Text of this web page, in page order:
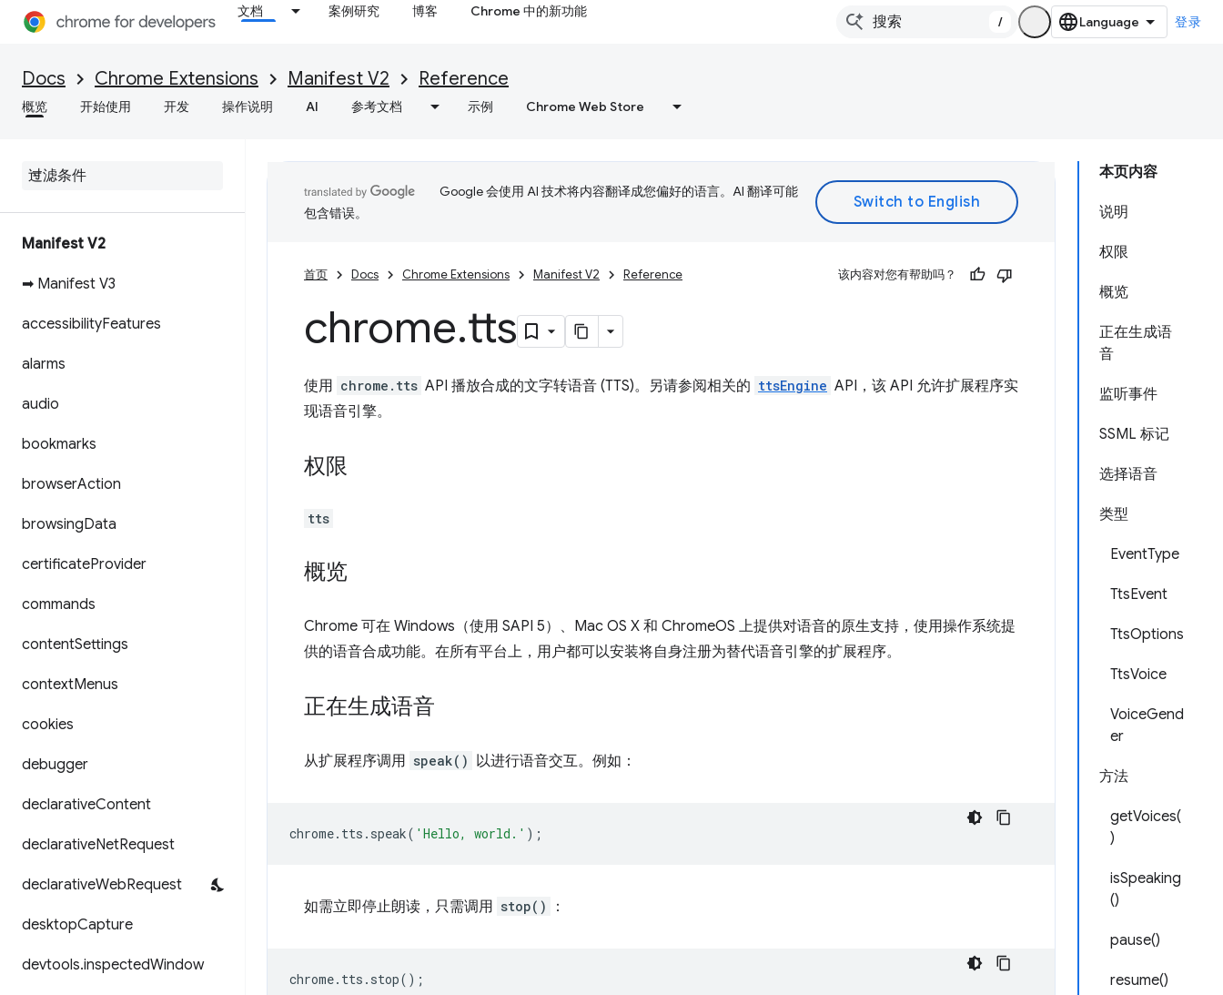
文档 案例研究 博客 Chrome 中的新功能
/ 登录
Docs Chrome Extensions Manifest V2 Reference
概览 开始使用 开发 操作说明 AI 参考文档 示例 Chrome Web Store
Manifest V2
➡ Manifest V3
accessibilityFeatures
alarms
audio
bookmarks
browserAction
browsingData
certificateProvider
commands
contentSettings
contextMenus
cookies
debugger
declarativeContent
declarativeNetRequest
declarativeWebRequest
desktopCapture
devtools.inspectedWindow
本页内容
说明
权限
概览
正在生成语
音
监听事件
SSML 标记
选择语音
类型
EventType
TtsEvent
TtsOptions
TtsVoice
VoiceGend
er
方法
getVoices(
)
isSpeaking
()
pause()
resume()
Google 会使用 AI 技术将内容翻译成您偏好的语言。AI 翻译可能
包含错误。
首页 Docs Chrome Extensions Manifest V2 Reference 该内容对您有帮助吗？
chrome.tts
使用 chrome.tts API 播放合成的文字转语音 (TTS)。另请参阅相关的 ttsEngine API，该 API 允许扩展程序实
现语音引擎。
权限
tts
概览
Chrome 可在 Windows（使用 SAPI 5）、Mac OS X 和 ChromeOS 上提供对语音的原生支持，使用操作系统提
供的语音合成功能。在所有平台上，用户都可以安装将自身注册为替代语音引擎的扩展程序。
正在生成语音
从扩展程序调用 speak() 以进行语音交互。例如：
chrome. tts . speak( 'Hello, world.' );
如需立即停止朗读，只需调用 stop() ：
chrome. tts . stop();